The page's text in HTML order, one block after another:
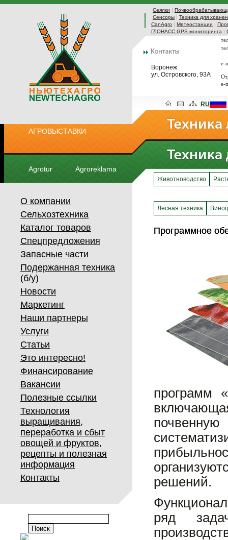
Сеялки |
Сенсоры | Техника для
CanAgro | Метеостанции |
ГЛОНАСС GPS мониторинга |
Воронеж
ул. Островского, 93А
e-
e-
АГРОВЫСТАВКИ
Agrotur Agroreklama
RU
О компании
Сельхозтехника
Каталог товаров
Спецпредложения
Запасные части
Подержанная техника
(б/у)
Новости
Маркетинг
Наши партнеры
Услуги
Статьи
Это интересно!
Финансирование
Вакансии
Полезные ссылки
Технология
выращивания,
переработка и сбыт
овощей и фруктов,
рецепты и полезная
информация
Контакты
Животноводство
Лесная техника
Программное
Программное
программ
решений.
ряд